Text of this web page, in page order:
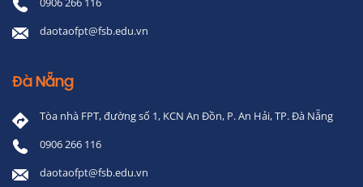
0906 266 116
daotaofpt@fsb.edu.vn
Đà Nẵng
Tòa nhà FPT, đường số 1, KCN An Đồn, P. An Hải, TP. Đà Nẵng
0906 266 116
daotaofpt@fsb.edu.vn